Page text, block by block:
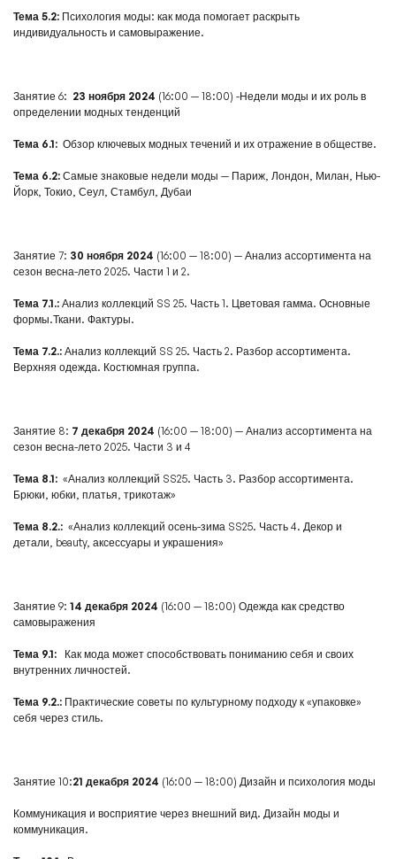
Тема 5.2: Психология моды: как мода помогает раскрыть
индивидуальность и самовыражение.
Занятие 6: 23 ноября 2024 (16:00 — 18:00) -Недели моды и их роль в
определении модных тенденций
Тема 6.1: Обзор ключевых модных течений и их отражение в обществе.
Тема 6.2: Самые знаковые недели моды — Париж, Лондон, Милан, Нью-
Йорк, Токио, Сеул, Стамбул, Дубаи
Занятие 7: 30 ноября 2024 (16:00 — 18:00) — Анализ ассортимента на
сезон весна-лето 2025. Части 1 и 2.
Тема 7.1.: Анализ коллекций SS 25. Часть 1. Цветовая гамма. Основные
формы.Ткани. Фактуры.
Тема 7.2.: Анализ коллекций SS 25. Часть 2. Разбор ассортимента.
Верхняя одежда. Костюмная группа.
Занятие 8: 7 декабря 2024 (16:00 — 18:00) — Анализ ассортимента на
сезон весна-лето 2025. Части 3 и 4
Тема 8.1: «Анализ коллекций SS25. Часть 3. Разбор ассортимента.
Брюки, юбки, платья, трикотаж»
Тема 8.2.: «Анализ коллекций осень-зима SS25. Часть 4. Декор и
детали, beauty, аксессуары и украшения»
Занятие 9: 14 декабря 2024 (16:00 — 18:00) Одежда как средство
самовыражения
Тема 9.1:
Как мода может способствовать пониманию себя и своих
внутренних личностей.
Тема 9.2.: Практические советы по культурному подходу к «упаковке»
себя через стиль.
Занятие 10:21 декабря 2024 (16:00 — 18:00) Дизайн и психология моды
Коммуникация и восприятие через внешний вид. Дизайн моды и
коммуникация.